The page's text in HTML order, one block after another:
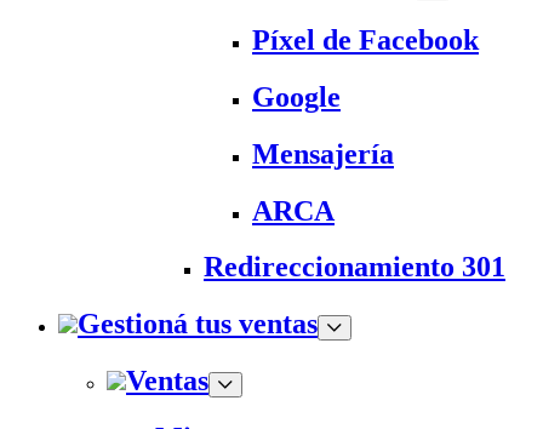
Píxel de Facebook
Google
Mensajería
ARCA
Redireccionamiento 301
Gestioná tus ventas
Ventas